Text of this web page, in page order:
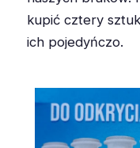
kupić cztery
ich pojedyńczo.